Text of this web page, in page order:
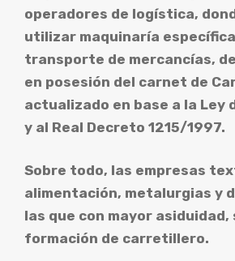
operadores de logística,
utilizar maquinaría
transporte de mercancías,
en posesión del carnet de
actualizado en base a la Ley
y al Real Decreto 1215/1997.
Sobre todo, las empresas
alimentación, metalurgias y
las que con mayor
formación de carretillero.